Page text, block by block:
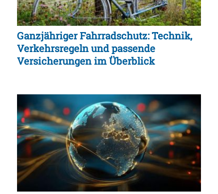
Ganzjähriger Fahrradschutz: Technik,
Verkehrsregeln und passende
Versicherungen im Überblick